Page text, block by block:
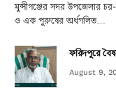
মুন্সীগঞ্জের সদর উপজেলার
ও এক পুরুষের অর্ধগলিত…
ফরিদপুরে
August 9,